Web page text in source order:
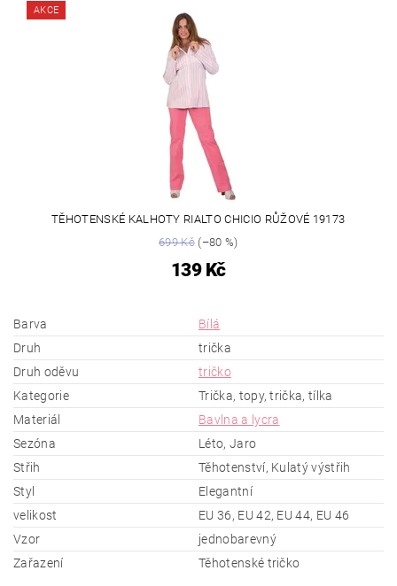
AKCE
TĚHOTENSKÉ KALHOTY RIALTO CHICIO RŮŽOVÉ 19173
699 Kč(–80 %)
139 Kč
Barva
Bílá
Druh
trička
Druh oděvu
tričko
Kategorie
Trička, topy, trička, tílka
Materiál
Bavlna a lycra
Sezóna
Léto, Jaro
Střih
Těhotenství, Kulatý výstřih
Styl
Elegantní
velikost
EU 36, EU 42, EU 44, EU 46
Vzor
jednobarevný
Zařazení
Těhotenské tričko